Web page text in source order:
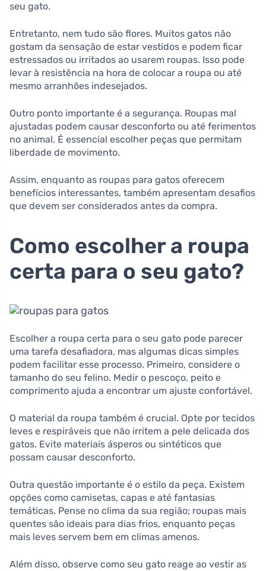
seu gato.
Entretanto, nem tudo são flores. Muitos gatos não
gostam da sensação de estar vestidos e podem ficar
estressados ou irritados ao usarem roupas. Isso pode
levar à resistência na hora de colocar a roupa ou até
mesmo arranhões indesejados.
Outro ponto importante é a segurança. Roupas mal
ajustadas podem causar desconforto ou até ferimentos
no animal. É essencial escolher peças que permitam
liberdade de movimento.
Assim, enquanto as roupas para gatos oferecem
benefícios interessantes, também apresentam desafios
que devem ser considerados antes da compra.
Como escolher a roupa
certa para o seu gato?
Escolher a roupa certa para o seu gato pode parecer
uma tarefa desafiadora, mas algumas dicas simples
podem facilitar esse processo. Primeiro, considere o
tamanho do seu felino. Medir o pescoço, peito e
comprimento ajuda a encontrar um ajuste confortável.
O material da roupa também é crucial. Opte por tecidos
leves e respiráveis que não irritem a pele delicada dos
gatos. Evite materiais ásperos ou sintéticos que
possam causar desconforto.
Outra questão importante é o estilo da peça. Existem
opções como camisetas, capas e até fantasias
temáticas. Pense no clima da sua região; roupas mais
quentes são ideais para dias frios, enquanto peças
mais leves servem bem em climas amenos.
Além disso, observe como seu gato reage ao vestir as